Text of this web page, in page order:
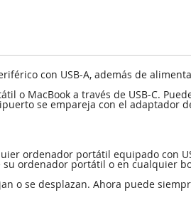
con USB-A, además de
MacBook a través de USB-C.
se empareja con el adaptador
ordenador portátil equipado con
ordenador portátil o en cualquier
o se desplazan. Ahora puede